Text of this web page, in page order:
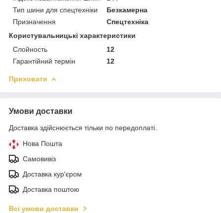
Тип шини для спецтехніки
Безкамерна
Призначення
Спецтехніка
Користувальницькі характеристики
Слойность
12
Гарантійний термін
12
Приховати
Умови доставки
Доставка здійснюється тільки по передоплаті.
Нова Пошта
Самовивіз
Доставка кур'єром
Доставка поштою
Всі умови доставки